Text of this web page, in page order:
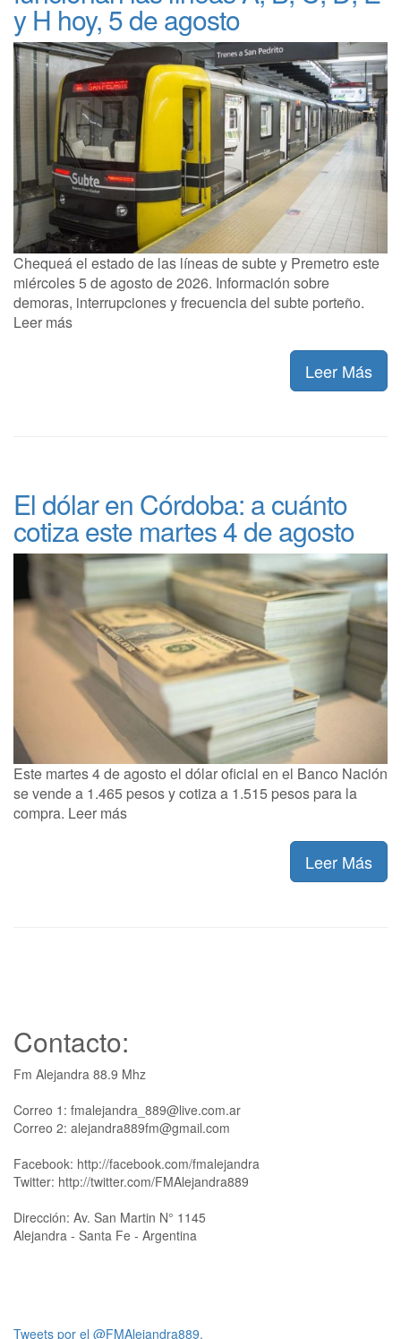
y H hoy, 5 de agosto
Chequeá el estado de las líneas de subte y Premetro este
miércoles 5 de agosto de 2026. Información sobre
demoras, interrupciones y frecuencia del subte porteño.
Leer más
Leer Más
El dólar en Córdoba: a cuánto
cotiza este martes 4 de agosto
Este martes 4 de agosto el dólar oficial en el Banco Nación
se vende a 1.465 pesos y cotiza a 1.515 pesos para la
compra. Leer más
Leer Más
Contacto:
Fm Alejandra 88.9 Mhz
Correo 1: fmalejandra_889@live.com.ar
Correo 2: alejandra889fm@gmail.com
Facebook: http://facebook.com/fmalejandra
Twitter: http://twitter.com/FMAlejandra889
Dirección: Av. San Martin N° 1145
Alejandra - Santa Fe - Argentina
Tweets por el @FMAlejandra889.